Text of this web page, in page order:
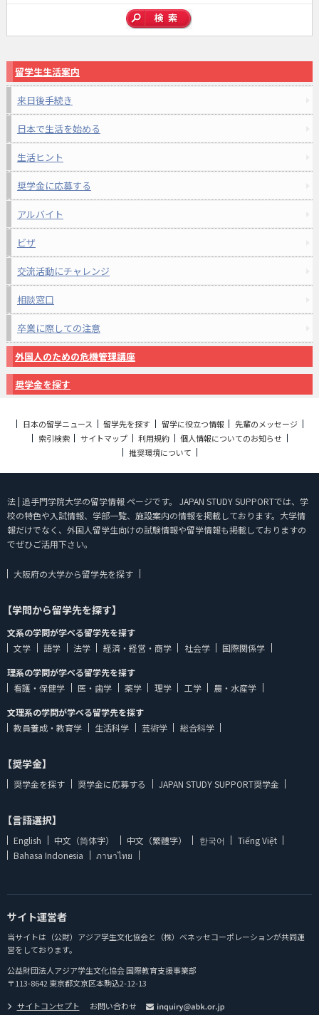
留学生生活案内
来日後手続き
日本で生活を始める
生活ヒント
奨学金に応募する
アルバイト
ビザ
交流活動にチャレンジ
相談窓口
卒業に際しての注意
外国人のための危機管理講座
奨学金を探す
日本の留学ニュース 留学先を探す 留学に役立つ情報
先輩のメッセージ
索引検索
サイトマップ 利用規約
個人情報についてのお知らせ
推奨環境について
法 | 追手門学院大学の留学情報 ページです。 JAPAN STUDY SUPPORTでは、学
校の特色や入試情報、学部一覧、施設案内の情報を掲載しております。大学情
報だけでなく、外国人留学生向けの試験情報や留学情報も掲載しておりますの
でぜひご活用下さい。
大阪府の大学から留学先を探す
【学問から留学先を探す】
文系の学問が学べる留学先を探す
文学
語学 法学 経済・経営・商学 社会学
国際関係学
理系の学問が学べる留学先を探す
看護・保健学
医・歯学 薬学 理学 工学
農・水産学
文理系の学問が学べる留学先を探す
教員養成・教育学
生活科学 芸術学 総合科学
【奨学金】
奨学金を探す 奨学金に応募する JAPAN STUDY SUPPORT奨学金
【言語選択】
English 中文（简体字） 中文（繁體字） 한국어
Tiếng Việt
Bahasa Indonesia
ภาษาไทย
サイト運営者
当サイトは（公財）アジア学生文化協会と（株）ベネッセコーポレーションが共同運
営をしております。
公益財団法人アジア学生文化協会 国際教育支援事業部
〒113-8642 東京都文京区本駒込2-12-13
サイトコンセプト
お問い合わせ